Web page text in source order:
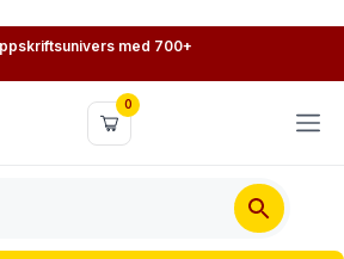
med 700+
0